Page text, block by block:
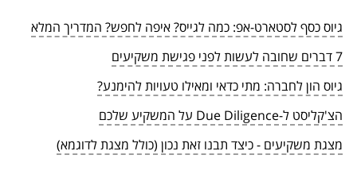
גיוס כסף לסטארט-אפ: כמה לגייס? איפה לחפש? המדריך המלא
7 דברים שחובה לעשות לפני פגישת משקיעים
גיוס הון לחברה: מתי כדאי ומאילו טעויות להימנע?
הצ'קליסט ל-Due Diligence על המשקיע שלכם
מצגת משקיעים - כיצד תבנו זאת נכון (כולל מצגת לדוגמא)